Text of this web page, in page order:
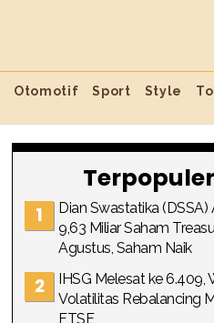
Otomotif Sport Style
Terpopuler
Dian Swastatika (DSSA)
9,63 Miliar Saham
Agustus, Saham Naik
IHSG Melesat ke 6.409,
Volatilitas Rebalancing
FTSE